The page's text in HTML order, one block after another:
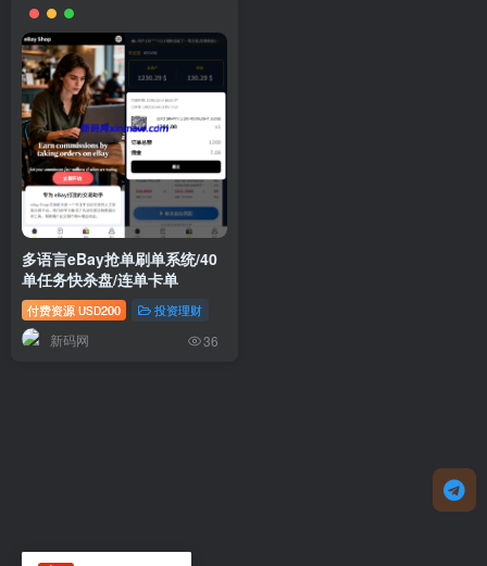
多语言eBay抢单刷单系统/40
单任务快杀盘/连单卡单
付费资源 USD200 投资理财
新码网 36